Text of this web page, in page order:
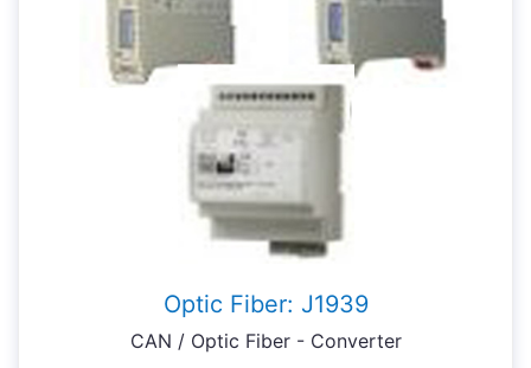
Optic Fiber: J1939
CAN / Optic Fiber - Converter